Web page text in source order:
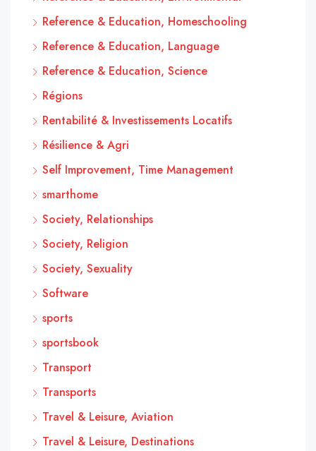
Reference & Education, Homeschooling
Reference & Education, Language
Reference & Education, Science
Régions
Rentabilité & Investissements Locatifs
Résilience & Agri
Self Improvement, Time Management
smarthome
Society, Relationships
Society, Religion
Society, Sexuality
Software
sports
sportsbook
Transport
Transports
Travel & Leisure, Aviation
Travel & Leisure, Destinations